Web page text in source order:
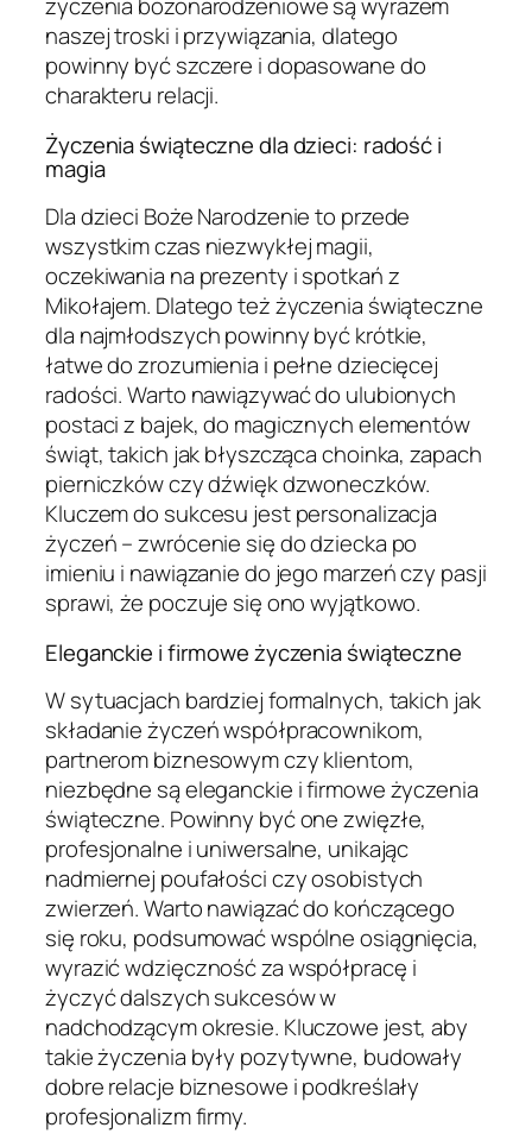
naszej troski i przywiązania, dlatego
powinny być szczere i dopasowane do
charakteru relacji.
Życzenia świąteczne dla dzieci: radość i
magia
Dla dzieci Boże Narodzenie to przede
wszystkim czas niezwykłej magii,
oczekiwania na prezenty i spotkań z
Mikołajem. Dlatego też życzenia świąteczne
dla najmłodszych powinny być krótkie,
łatwe do zrozumienia i pełne dziecięcej
radości. Warto nawiązywać do ulubionych
postaci z bajek, do magicznych elementów
świąt, takich jak błyszcząca choinka, zapach
pierniczków czy dźwięk dzwoneczków.
Kluczem do sukcesu jest personalizacja
życzeń – zwrócenie się do dziecka po
imieniu i nawiązanie do jego marzeń czy pasji
sprawi, że poczuje się ono wyjątkowo.
Eleganckie i firmowe życzenia świąteczne
W sytuacjach bardziej formalnych, takich jak
składanie życzeń współpracownikom,
partnerom biznesowym czy klientom,
niezbędne są eleganckie i firmowe życzenia
świąteczne. Powinny być one zwięzłe,
profesjonalne i uniwersalne, unikając
nadmiernej poufałości czy osobistych
zwierzeń. Warto nawiązać do kończącego
się roku, podsumować wspólne osiągnięcia,
wyrazić wdzięczność za współpracę i
życzyć dalszych sukcesów w
nadchodzącym okresie. Kluczowe jest, aby
takie życzenia były pozytywne, budowały
dobre relacje biznesowe i podkreślały
profesjonalizm firmy.